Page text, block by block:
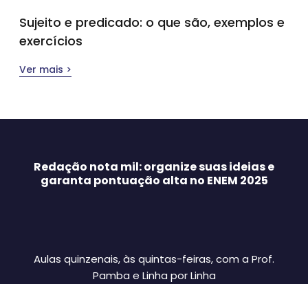
Sujeito e predicado: o que são, exemplos e
exercícios
Ver mais >
Redação nota mil: organize suas ideias e
garanta pontuação alta no ENEM 2025
Aulas quinzenais, às quintas-feiras, com a Prof.
Pamba e Linha por Linha